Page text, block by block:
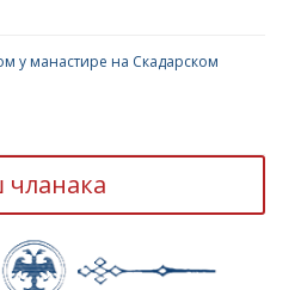
у манастире на Скадарском
чланака